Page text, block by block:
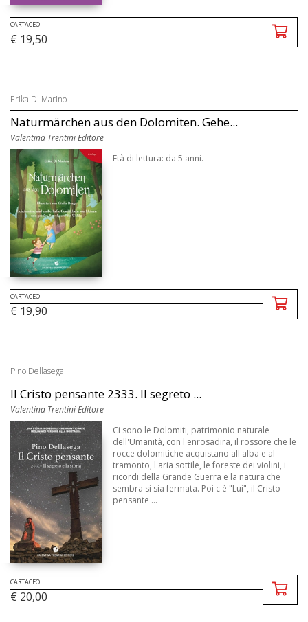
CARTACEO
€ 19,50
Erika Di Marino
Naturmärchen aus den Dolomiten. Gehe...
Valentina Trentini Editore
Età di lettura: da 5 anni.
CARTACEO
€ 19,90
Pino Dellasega
Il Cristo pensante 2333. Il segreto ...
Valentina Trentini Editore
Ci sono le Dolomiti, patrimonio naturale
dell'Umanità, con l'enrosadira, il rossore che le
rocce dolomitiche acquistano all'alba e al
tramonto, l'aria sottile, le foreste dei violini, i
ricordi della Grande Guerra e la natura che
sembra si sia fermata. Poi c'è "Lui", il Cristo
pensante ...
CARTACEO
€ 20,00